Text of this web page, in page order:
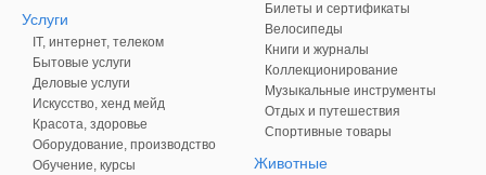
Услуги
IT, интернет, телеком
Бытовые услуги
Деловые услуги
Искусство, хенд мейд
Красота, здоровье
Оборудование, производство
Обучение, курсы
Билеты и сертификаты
Велосипеды
Книги и журналы
Коллекционирование
Музыкальные инструменты
Отдых и путешествия
Спортивные товары
Животные